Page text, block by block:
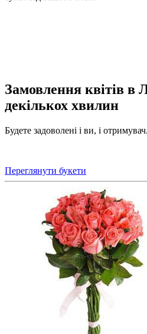
Замовлення квітів в
декількох хвилин
Будете задоволені і ви, і
Переглянути букети